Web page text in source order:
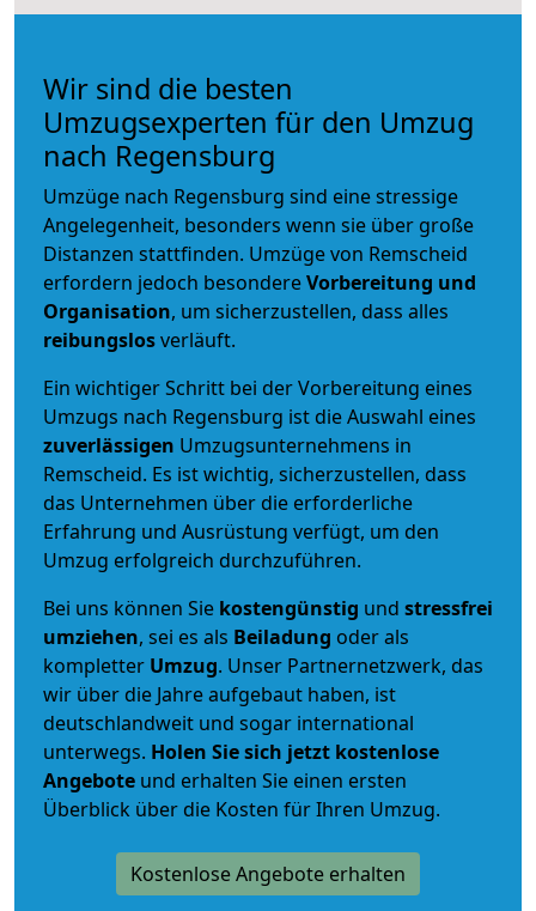
Wir sind die besten
Umzugsexperten für den Umzug
nach Regensburg
Umzüge nach Regensburg sind eine stressige
Angelegenheit, besonders wenn sie über große
Distanzen stattfinden. Umzüge von Remscheid
erfordern jedoch besondereVorbereitung und
Organisation, um sicherzustellen, dass alles
reibungslosverläuft.
Ein wichtiger Schritt bei der Vorbereitung eines
Umzugs nach Regensburg ist die Auswahl eines
zuverlässigen Umzugsunternehmens in
Remscheid. Es ist wichtig, sicherzustellen, dass
das Unternehmen über die erforderliche
Erfahrung und Ausrüstung verfügt, um den
Umzug erfolgreich durchzuführen.
Bei uns können Sie kostengünstig und stressfrei
umziehen, sei es als Beiladung oder als
kompletter Umzug. Unser Partnernetzwerk, das
wir über die Jahre aufgebaut haben, ist
deutschlandweit und sogar international
unterwegs. Holen Sie sich jetzt kostenlose
Angebote und erhalten Sie einen ersten
Überblick über die Kosten für Ihren Umzug.
Kostenlose Angebote erhalten